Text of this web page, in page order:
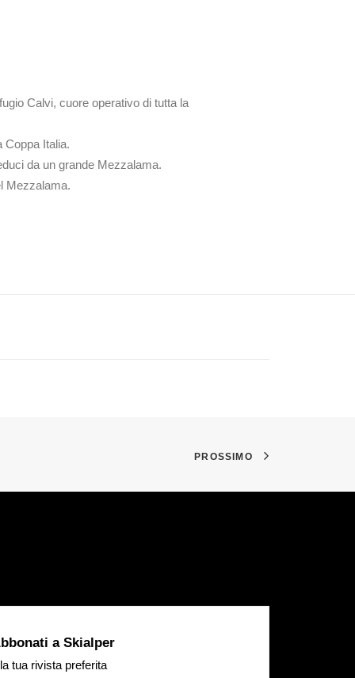
Calvi, cuore operativo di tutta la
Coppa Italia.
da un grande Mezzalama.
Mezzalama.
PROSSIMO
a Skialper
la tua rivista preferita